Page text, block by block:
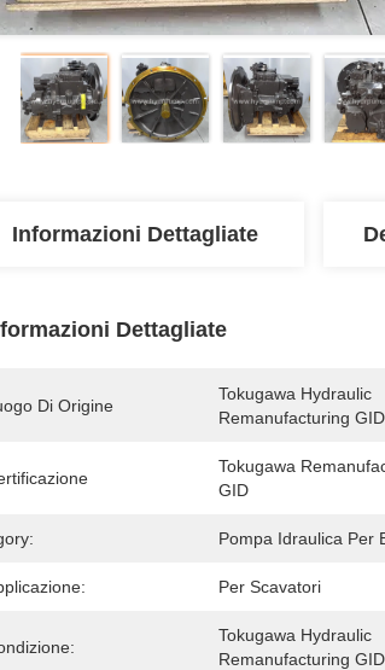
Informazioni Dettagliate
Dettagliate
Di Origine
Tokugawa Hydraulic
Remanufacturing GID.
Tokugawa
GID
Pompa Idraulica Per
Per Scavatori
Tokugawa Hydraulic
Remanufacturing GID.